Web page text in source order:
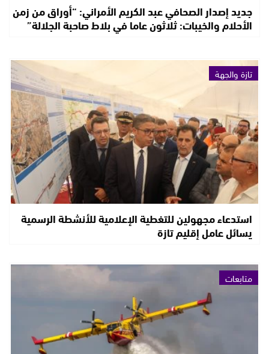
جديد إصدار الصحافي عبد الكريم الأمراني: “أوراق من زمن
الأحلام والخيبات: ثلاثون عاما في بلاط صاحبة الجلالة”
تازة والجهة
استدعاء مجهولين للتغطية الإعلامية للأنشطة الرسمية
يسائل عامل إقليم تازة
متابعات